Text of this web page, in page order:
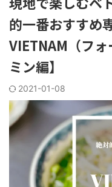
的一番おすすめ
VIETNAM（フ
ミン編】
2021-01-08